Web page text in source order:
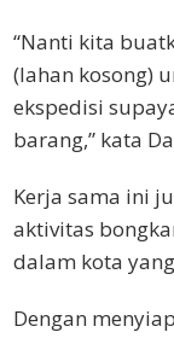
“Nanti kita
(lahan kosong)
ekspedisi
barang,” kata
Kerja sama ini
aktivitas
dalam kota
Dengan